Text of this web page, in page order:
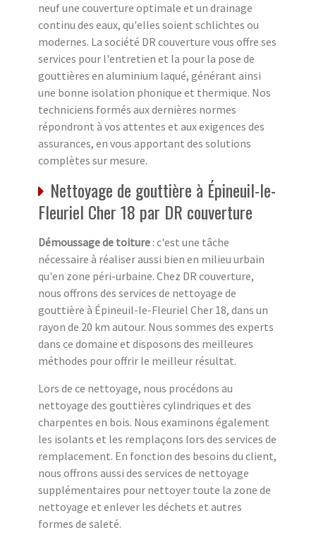
neuf une couverture optimale et un drainage
continu des eaux, qu'elles soient schlichtes ou
modernes. La société DR couverture vous offre ses
services pour l'entretien et la pour la pose de
gouttières en aluminium laqué, générant ainsi
une bonne isolation phonique et thermique. Nos
techniciens formés aux dernières normes
répondront à vos attentes et aux exigences des
assurances, en vous apportant des solutions
complètes sur mesure.
Nettoyage de gouttière à Épineuil-le-
Fleuriel Cher 18 par DR couverture
Démoussage de toiture : c'est une tâche
nécessaire à réaliser aussi bien en milieu urbain
qu'en zone péri-urbaine. Chez DR couverture,
nous offrons des services de nettoyage de
gouttière à Épineuil-le-Fleuriel Cher 18, dans un
rayon de 20 km autour. Nous sommes des experts
dans ce domaine et disposons des meilleures
méthodes pour offrir le meilleur résultat.
Lors de ce nettoyage, nous procédons au
nettoyage des gouttières cylindriques et des
charpentes en bois. Nous examinons également
les isolants et les remplaçons lors des services de
remplacement. En fonction des besoins du client,
nous offrons aussi des services de nettoyage
supplémentaires pour nettoyer toute la zone de
nettoyage et enlever les déchets et autres
formes de saleté.